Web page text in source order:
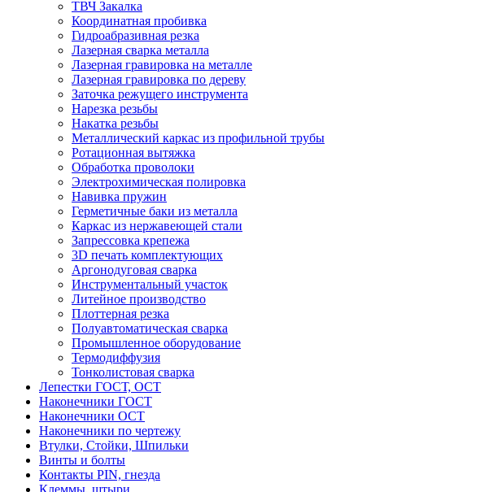
ТВЧ Закалка
Координатная пробивка
Гидроабразивная резка
Лазерная сварка металла
Лазерная гравировка на металле
Лазерная гравировка по дереву
Заточка режущего инструмента
Нарезка резьбы
Накатка резьбы
Металлический каркас из профильной трубы
Ротационная вытяжка
Обработка проволоки
Электрохимическая полировка
Навивка пружин
Герметичные баки из металла
Каркас из нержавеющей стали
Запрессовка крепежа
3D печать комплектующих
Аргонодуговая сварка
Инструментальный участок
Литейное производство
Плоттерная резка
Полуавтоматическая сварка
Промышленное оборудование
Термодиффузия
Тонколистовая сварка
Лепестки ГОСТ, ОСТ
Наконечники ГОСТ
Наконечники ОСТ
Наконечники по чертежу
Втулки, Стойки, Шпильки
Винты и болты
Контакты PIN, гнезда
Клеммы, штыри